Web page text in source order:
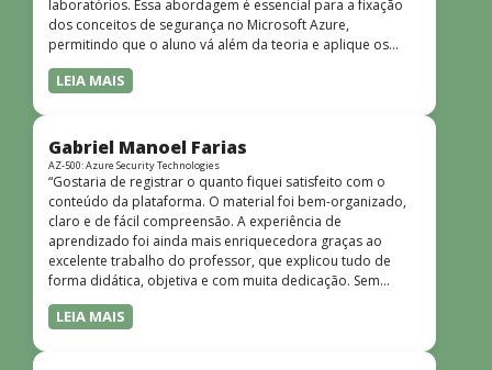
laboratórios. Essa abordagem é essencial para a fixação
dos conceitos de segurança no Microsoft Azure,
permitindo que o aluno vá além da teoria e aplique os
conhecimentos em cenários reais e simulados. Outro
ponto muito positivo é a didática do curso. O conteúdo é
quem não tem uma bagagem técnica muito avançada.”
LEIA MAIS
Gabriel Manoel Farias
AZ-500: Azure Security Technologies
“Gostaria de registrar o quanto fiquei satisfeito com o
conteúdo da plataforma. O material foi bem-organizado,
claro e de fácil compreensão. A experiência de
aprendizado foi ainda mais enriquecedora graças ao
excelente trabalho do professor, que explicou tudo de
forma didática, objetiva e com muita dedicação. Sem
dúvida, foi uma jornada de muito aprendizado!”
LEIA MAIS